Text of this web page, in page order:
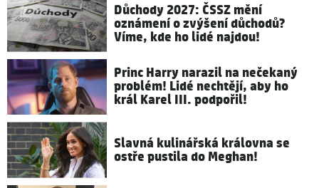
Důchody 2027: ČSSZ mění
oznámení o zvýšení důchodů?
Víme, kde ho lidé najdou!
Princ Harry narazil na nečekaný
problém! Lidé nechtějí, aby ho
král Karel III. podpořil!
Slavná kulinářská královna se
ostře pustila do Meghan!